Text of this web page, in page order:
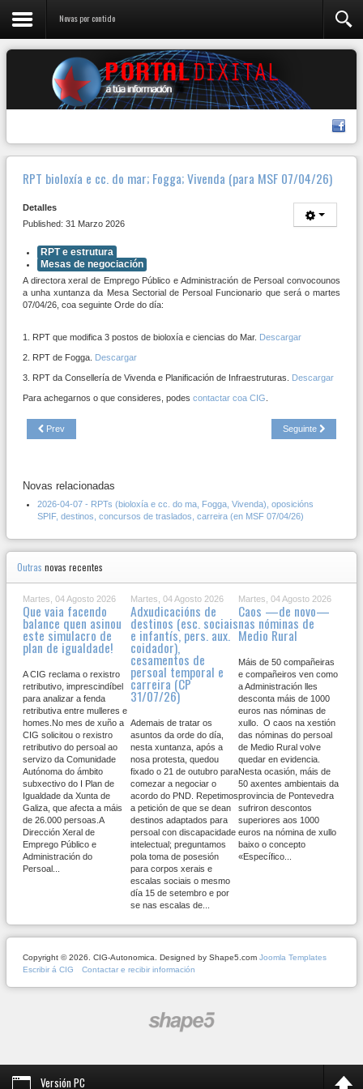
Novas por contido
RPT bioloxía e cc. do mar; Fogga; Vivenda (para MSF 07/04/26)
Detalles
Published: 31 Marzo 2026
RPT e estrutura
Mesas de negociación
A directora xeral de Emprego Público e Administración de Persoal convocounos
a unha xuntanza da Mesa Sectorial de Persoal Funcionario que será o martes
07/04/26, coa seguinte Orde do día:
1. RPT que modifica 3 postos de bioloxía e ciencias do Mar. Descargar
2. RPT de Fogga. Descargar
3. RPT da Consellería de Vivenda e Planificación de Infraestruturas. Descargar
Para achegarnos o que consideres, podes contactar coa CIG
Prev Seguinte
Novas relacionadas
2026-04-07 - RPTs (bioloxía e cc. do ma, Fogga, Vivenda), oposicións
SPIF, destinos, concursos de traslados, carreira (en MSF 07/04/26)
Outras novas recentes
Martes, 04 Agosto 2026
Que vaia facendo
balance quen asinou
este simulacro de
plan de igualdade!
A CIG reclama o rexistro
retributivo, imprescindíbel
para analizar a fenda
retributiva entre mulleres e
homes.No mes de xuño a
CIG solicitou o rexistro
retributivo do persoal ao
servizo da Comunidade
Autónoma do ámbito
subxectivo do I Plan de
Igualdade da Xunta de
Galiza, que afecta a máis
de 26.000 persoas.A
Dirección Xeral de
Emprego Público e
Administración do
Persoal...
Martes, 04 Agosto 2026
Adxudicacións de
destinos (esc. sociais
e infantís, pers. aux.
coidador),
cesamentos de
persoal temporal e
carreira (CP
31/07/26)
Ademais de tratar os
asuntos da orde do día,
nesta xuntanza, após a
nosa protesta, quedou
fixado o 21 de outubro para
comezar a negociar o
acordo do PND. Repetimos
a petición de que se dean
destinos adaptados para
persoal con discapacidade
intelectual; preguntamos
pola toma de posesión
para corpos xerais e
escalas sociais o mesmo
día 15 de setembro e por
se nas escalas de...
Martes, 04 Agosto 2026
Caos —de novo—
nas nóminas de
Medio Rural
Máis de 50 compañeiras
e compañeiros ven como
a Administración lles
desconta máis de 1000
euros nas nóminas de
xullo. O caos na xestión
das nóminas do persoal
de Medio Rural volve
quedar en evidencia.
Nesta ocasión, máis de
50 axentes ambientais da
provincia de Pontevedra
sufriron descontos
superiores aos 1000
euros na nómina de xullo
baixo o concepto
«Específico...
Copyright © 2026. CIG-Autonomica. Designed by Shape5.com Joomla Templates
Escribir á CIG
Contactar e recibir información
Versión PC